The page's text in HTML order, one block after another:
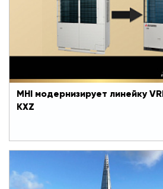
MHI модернизирует линейку
KXZ
Новые тепловые насосы